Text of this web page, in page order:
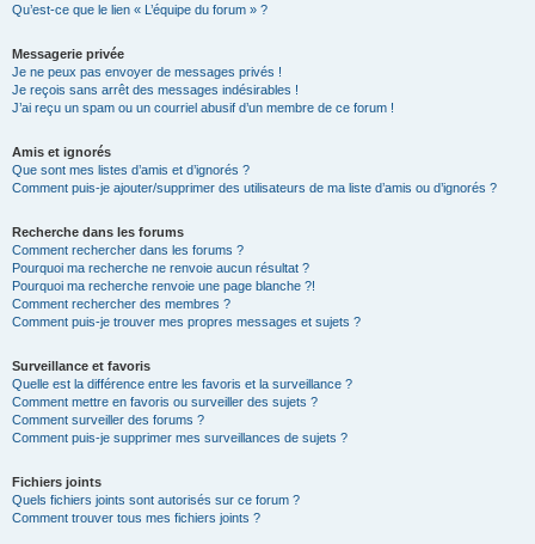
Qu’est-ce que le lien « L’équipe du forum » ?
Messagerie privée
Je ne peux pas envoyer de messages privés !
Je reçois sans arrêt des messages indésirables !
J’ai reçu un spam ou un courriel abusif d’un membre de ce forum !
Amis et ignorés
Que sont mes listes d’amis et d’ignorés ?
Comment puis-je ajouter/supprimer des utilisateurs de ma liste d’amis ou d’ignorés ?
Recherche dans les forums
Comment rechercher dans les forums ?
Pourquoi ma recherche ne renvoie aucun résultat ?
Pourquoi ma recherche renvoie une page blanche ?!
Comment rechercher des membres ?
Comment puis-je trouver mes propres messages et sujets ?
Surveillance et favoris
Quelle est la différence entre les favoris et la surveillance ?
Comment mettre en favoris ou surveiller des sujets ?
Comment surveiller des forums ?
Comment puis-je supprimer mes surveillances de sujets ?
Fichiers joints
Quels fichiers joints sont autorisés sur ce forum ?
Comment trouver tous mes fichiers joints ?